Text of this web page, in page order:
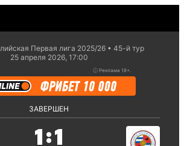
Первая лига 2025/26
45-й тур
25 апреля 2026, 17:00
ⓘ Реклама 18+.
ЗАВЕРШЕН
1 :1